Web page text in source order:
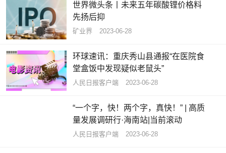
世界微头条丨未来五年碳酸锂价格料
先扬后抑
矿业界 2023-06-28
环球速讯：重庆秀山县通报“在医院食
堂盒饭中发现疑似老鼠头”
人民日报客户端 2023-06-28
“一个字，快！两个字，真快！” | 高质
量发展调研行·海南站|当前滚动
​人民日报客户端 2023-06-28